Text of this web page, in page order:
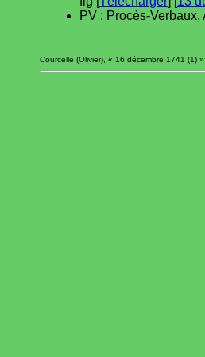
PV : Procès-
Courcelle (Olivier), « 16 décembre 1741 (1) »,